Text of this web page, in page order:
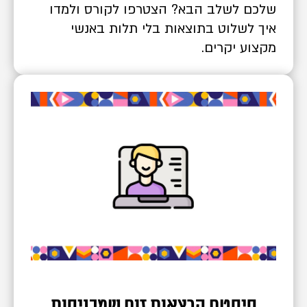
לשלב הבא? הצטרפו לקורס ולמדו
לשלוט בתוצאות בלי תלות באנשי
יקרים.